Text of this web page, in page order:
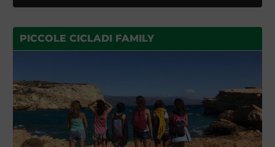
PICCOLE CICLADI FAMILY